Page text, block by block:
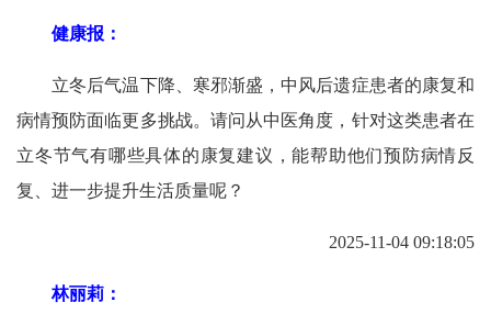
健康报：
立冬后气温下降、寒邪渐盛，中风后遗症患者的康复和
病情预防面临更多挑战。请问从中医角度，针对这类患者在
立冬节气有哪些具体的康复建议，能帮助他们预防病情反
复、进一步提升生活质量呢？
2025-11-04 09:18:05
林丽莉：